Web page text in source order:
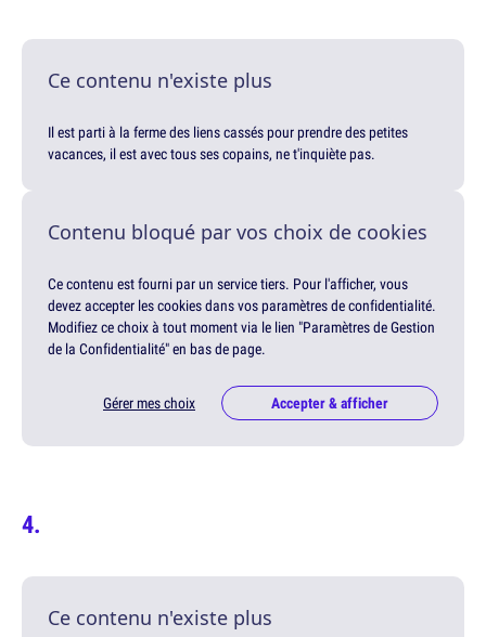
Ce contenu n'existe plus
Il est parti à la ferme des liens cassés pour prendre des petites
vacances, il est avec tous ses copains, ne t'inquiète pas.
Contenu bloqué par vos choix de cookies
Ce contenu est fourni par un service tiers. Pour l'afficher, vous
devez accepter les cookies dans vos paramètres de confidentialité.
Modifiez ce choix à tout moment via le lien "Paramètres de Gestion
de la Confidentialité" en bas de page.
Gérer mes choix Accepter & afficher
Ce contenu n'existe plus